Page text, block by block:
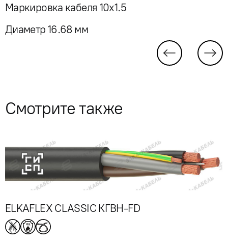
Маркировка кабеля 10x1.5
Диаметр 16.68 мм
Смотрите также
ELKAFLEX CLASSIC КГВН-FD